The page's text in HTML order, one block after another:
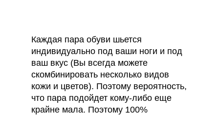
Каждая пара обуви шьется
индивидуально под ваши ноги и под
ваш вкус (Вы всегда можете
скомбинировать несколько видов
кожи и цветов). Поэтому вероятность,
что пара подойдет кому-либо еще
крайне мала. Поэтому 100%